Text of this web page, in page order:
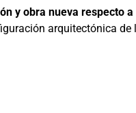
y obra nueva respecto
arquitectónica